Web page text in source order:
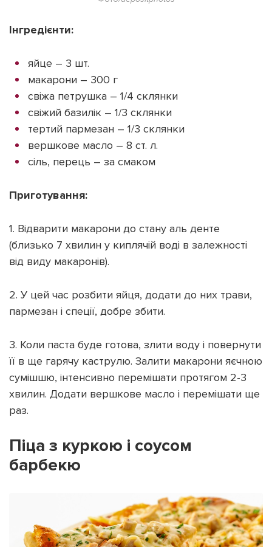
Інгредієнти:
яйце – 3 шт.
макарони – 300 г
свіжа петрушка – 1/4 склянки
свіжий базилік – 1/3 склянки
тертий пармезан – 1/3 склянки
вершкове масло – 8 ст. л.
сіль, перець – за смаком
Приготування:
1. Відварити макарони до стану аль денте
(близько 7 хвилин у киплячій воді в залежності
від виду макаронів).
2. У цей час розбити яйця, додати до них трави,
пармезан і спеції, добре збити.
3. Коли паста буде готова, злити воду і повернути
її в ще гарячу каструлю. Залити макарони яєчною
сумішшю, інтенсивно перемішати протягом 2-3
хвилин. Додати вершкове масло і перемішати ще
раз.
Піца з куркою і соусом
барбекю